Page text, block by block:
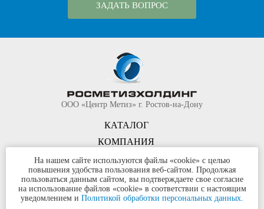
ЗАДАТЬ ВОПРОС
КОМПАНИЯ
ООО «Центр Метиз» г. Ростов-на-Дону
КАТАЛОГ
КОНТАКТЫ
©ООО «Центр Метиз» 2000-2026
Все права защищены
Политика конфиденциальности
На нашем сайте используются файлы «cookie» с целью
повышения удобства пользования веб-сайтом. Продолжая
пользоваться данным сайтом, вы подтверждаете свое согласие
на использование файлов «cookie» в соответствии с настоящим
уведомлением и Политикой обработки персональных данных.